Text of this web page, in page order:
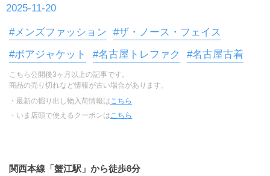
2025-11-20
#メンズファッション
#ザ・ノース・フェイス
#ボアジャケット
#名古屋トレファク #名古屋古着
こちら公開後3ヶ月以上の記事です。
商品の売り切れなど情報が古い場合があります。
・最新の掘り出し物入荷情報は こちら
・いま店頭で使えるクーポンは こちら
関西本線「蟹江駅」から徒歩8分